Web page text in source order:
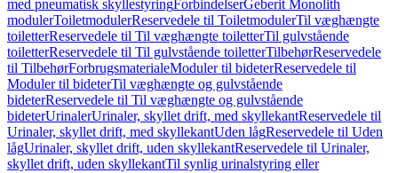
med pneumatisk skyllestyringForbindelserGeberit Monolith
modulerToiletmodulerReservedele til ToiletmodulerTil væghængte
toiletterReservedele til Til væghængte toiletterTil gulvstående
toiletterReservedele til Til gulvstående toiletterTilbehørReservedele
til TilbehørForbrugsmaterialeModuler til bideterReservedele til
Moduler til bideterTil væghængte og gulvstående
bideterReservedele til Til væghængte og gulvstående
bideterUrinalerUrinaler, skyllet drift, med skyllekantReservedele til
Urinaler, skyllet drift, med skyllekantUden lågReservedele til Uden
lågUrinaler, skyllet drift, uden skyllekantReservedele til Urinaler,
skyllet drift, uden skyllekantTil synlig urinalstyring eller